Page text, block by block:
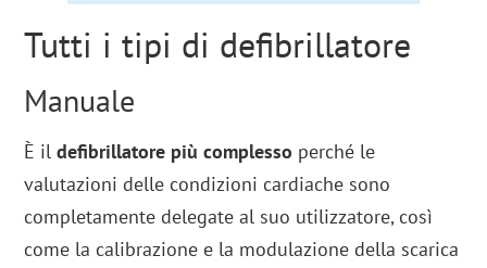
Tutti i tipi di defibrillatore
Manuale
È ildefibrillatore più complesso perché le
valutazioni delle condizioni cardiache sono
completamente delegate al suo utilizzatore, così
come la calibrazione e la modulazione della scarica